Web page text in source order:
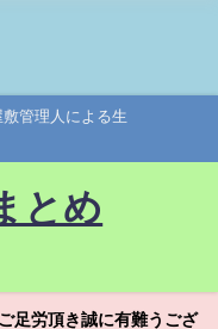
管理人による生
とめ
足労頂き誠に有難うござ